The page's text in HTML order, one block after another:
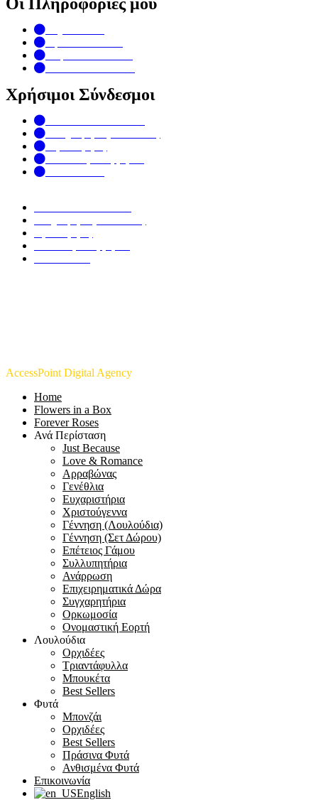
Χρήσιμοι Σύνδεσμοι
AccessPoint Digital Agency. All Rights Reserved.
Home
Flowers in a Box
Forever Roses
Ανά Περίσταση
Just Because
Love & Romance
Αρραβώνας
Γενέθλια
Ευχαριστήρια
Χριστούγεννα
Γέννηση (Λουλούδια)
Γέννηση (Σετ Δώρου)
Επέτειος Γάμου
Συλλυπητήρια
Ανάρρωση
Επιχειρηματικά Δώρα
Συγχαρητήρια
Ορκωμοσία
Ονομαστική Εορτή
Λουλούδια
Ορχιδέες
Τριαντάφυλλα
Μπουκέτα
Best Sellers
Φυτά
Μπονζάι
Ορχιδέες
Best Sellers
Πράσινα Φυτά
Ανθισμένα Φυτά
Επικοινωνία
English